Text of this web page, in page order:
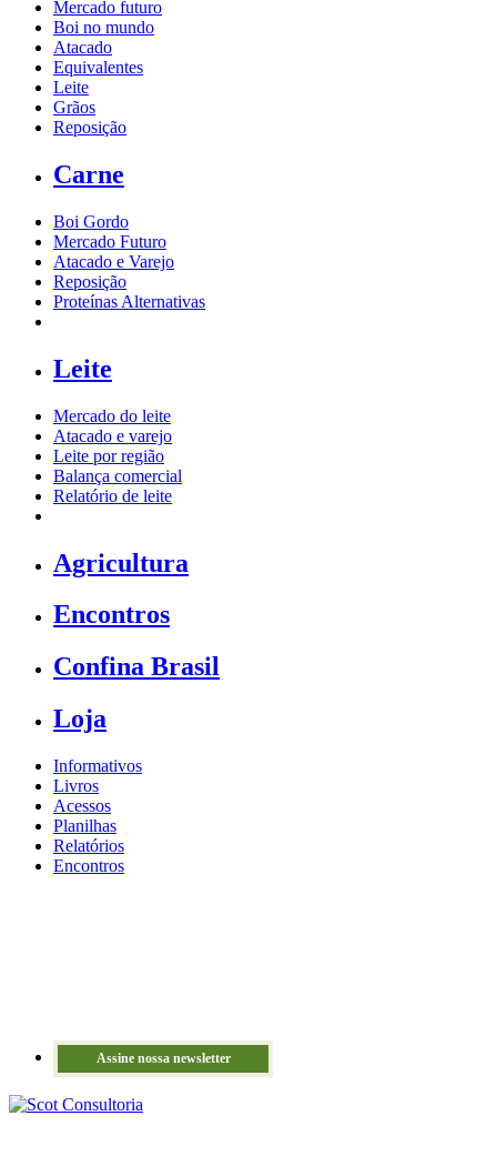
Mercado futuro
Boi no mundo
Atacado
Equivalentes
Leite
Grãos
Reposição
Carne
Boi Gordo
Mercado Futuro
Atacado e Varejo
Reposição
Proteínas Alternativas
Leite
Mercado do leite
Atacado e varejo
Leite por região
Balança comercial
Relatório de leite
Agricultura
Encontros
Confina Brasil
Loja
Informativos
Livros
Acessos
Planilhas
Relatórios
Encontros
Assine nossa newsletter